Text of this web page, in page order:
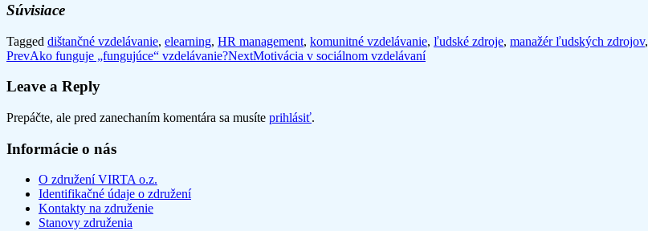
Súvisiace
Tagged dištančné vzdelávanie, elearning, HR management, komunitné vzdelávanie, ľudské zdroje, manažér ľudských zdrojov,
Post
navigation
PrevAko funguje „fungujúce“ vzdelávanie?NextMotivácia v sociálnom vzdelávaní
Leave a Reply
Prepáčte, ale pred zanechaním komentára sa musíte prihlásiť.
Informácie o nás
O združení VIRTA o.z.
Identifikačné údaje o združení
Kontakty na združenie
Stanovy združenia